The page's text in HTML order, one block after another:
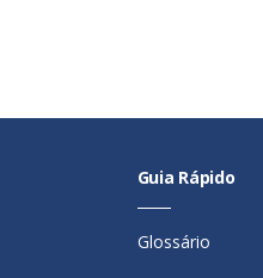
Guia Rápido
Glossário